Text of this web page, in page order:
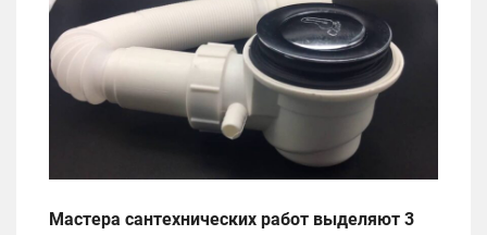
Мастера сантехнических работ выделяют 3